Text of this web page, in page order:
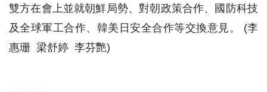
雙方在會上並就朝鮮局勢、對朝政策合作、國防科技
及全球軍工合作、韓美日安全合作等交換意見。 (李
惠珊 梁舒婷 李芬艷)